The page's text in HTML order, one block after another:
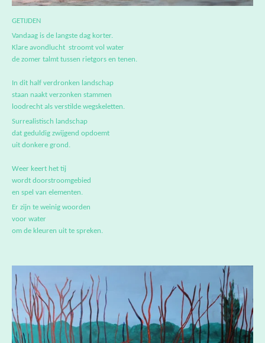
Klare avondlucht stroomt vol water
de zomer talmt tussen rietgors en tenen.
In dit half verdronken landschap
loodrecht als verstilde wegskeletten.
Surrealistisch landschap
dat geduldig zwijgend opdoemt
uit donkere grond.
Weer keert het tij
en spel van elementen.
Er zijn te weinig woorden
voor water
om de kleuren uit te spreken.